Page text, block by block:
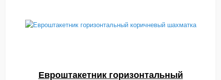
Евроштакетник горизонтальный